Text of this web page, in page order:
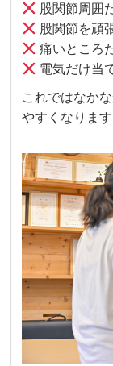
股関節周囲
股関節を頑
痛いところ
電気だけ当
これではなか
やすくなります